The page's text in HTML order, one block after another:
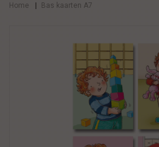
Home Bas kaarten A7